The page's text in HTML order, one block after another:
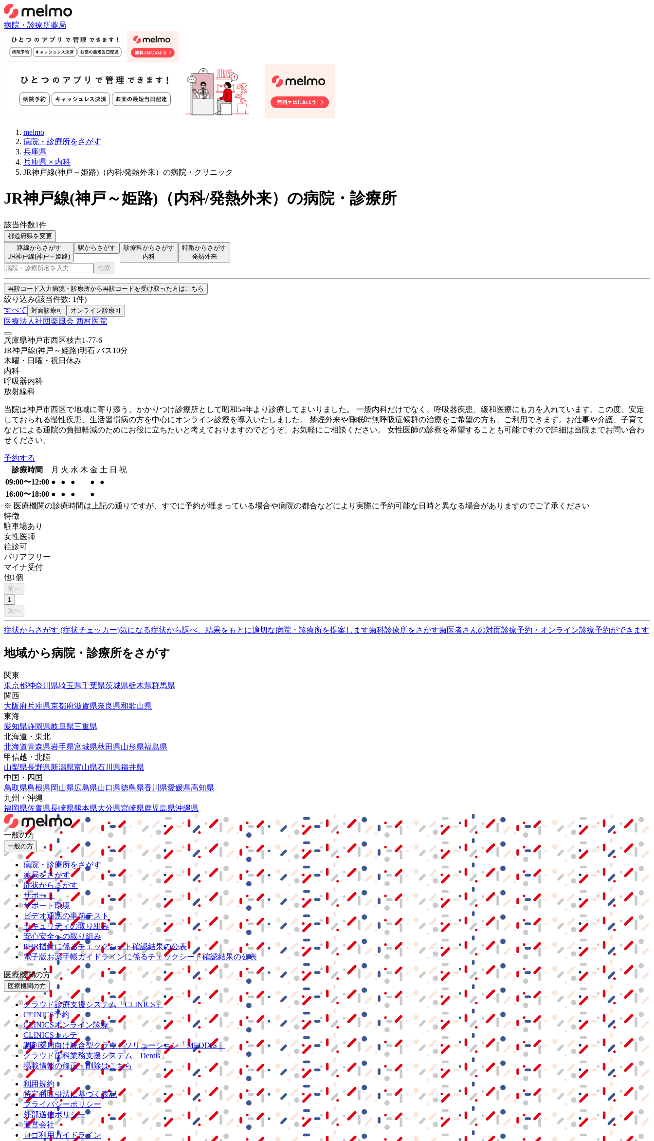
病院・診療所薬局
melmo
病院・診療所をさがす
兵庫県
兵庫県 × 内科
JR神戸線(神戸～姫路)（内科/発熱外来）の病院・クリニック
JR神戸線(神戸～姫路) （内科/発熱外来） の病院・診療所
該当件数1件
都道府県を変更
路線からさがす
JR神戸線(神戸～姫路)
駅からさがす
診療科からさがす
内科
特徴からさがす
発熱外来
検索
再診コード入力病院・診療所から再診コードを受け取った方はこちら
絞り込み(該当件数: 1件)
すべて
対面診療可 オンライン診療可
医療法人社団楽風会 西村医院
兵庫県神戸市西区枝吉1-77-6
JR神戸線(神戸～姫路)明石 バス10分
木曜・日曜・祝日 休み
内科
呼吸器内科
放射線科
当院は神戸市西区で地域に寄り添う、かかりつけ診療所として昭和54年より診療してまいりました。 一般内科だけでなく、呼吸器疾患、緩和医療にも力を入れています。この度、安定
しておられる慢性疾患、生活習慣病の方を中心にオンライン診療を導入いたしました。 禁煙外来や睡眠時無呼吸症候群の治療をご希望の方も、ご利用できます。お仕事や介護、子育て
などによる通院の負担軽減のためにお役に立ちたいと考えておりますのでどうぞ、お気軽にご相談ください。 女性医師の診察を希望することも可能ですので詳細は当院までお問い合わ
せください。
予約する
診療時間
月 火 水 木 金 土 日 祝
09:00〜12:00 ● ● ● ●
●
16:00〜18:00 ● ● ●
●
※ 医療機関の診療時間は上記の通りですが、すでに予約が埋まっている場合や病院の都合などにより実際に予約可能な日時と異なる場合がありますのでご了承ください
特徴
駐車場あり
女性医師
往診可
バリアフリー
マイナ受付
他1個
前へ
1
次へ
症状からさがす (症状チェッカー)気になる症状から調べ、結果をもとに適切な病院・診療所を提案します歯科診療所をさがす歯医者さんの対面診療予約・オンライン診療予約ができます
地域から病院・診療所をさがす
関東
東京都神奈川県埼玉県千葉県茨城県栃木県群馬県
関西
大阪府兵庫県京都府滋賀県奈良県和歌山県
東海
愛知県静岡県岐阜県三重県
北海道・東北
北海道青森県岩手県宮城県秋田県山形県福島県
甲信越・北陸
山梨県長野県新潟県富山県石川県福井県
中国・四国
鳥取県島根県岡山県広島県山口県徳島県香川県愛媛県高知県
九州・沖縄
福岡県佐賀県長崎県熊本県大分県宮崎県鹿児島県沖縄県
一般の方
一般の方
病院・診療所をさがす
薬局をさがす
症状からさがす
サポート
サポート環境
ビデオ通話の事前テスト
セキュリティの取り組み
安心安全への取り組み
PHR指針に係るチェックシート確認結果の公表
電子版お薬手帳ガイドラインに係るチェックシート確認結果の公表
医療機関の方
医療機関の方
クラウド診療支援システム
「CLINICS」
CLINICS予約
CLINICSオンライン診療
CLINICSカルテ
調剤薬局向け統合型クラウドソリューション「MEDIXS」
クラウド歯科業務支援システム
「Dentis」
掲載情報の修正・削除はこちら
利用規約
特定商取引法に基づく表記
プライバシーポリシー
外部送信ポリシー
運営会社
ロゴ利用ガイドライン